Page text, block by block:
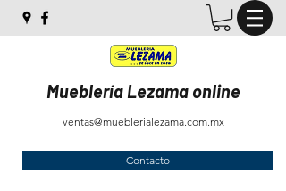
Mueblería Lezama online
ventas@mueblerialezama.com.mx
Contacto